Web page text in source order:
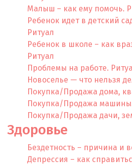
Малыш – как ему помочь.
Ребенок идет в детский
Ритуал
Ребенок в школе – как
Ритуал
Проблемы на работе.
Новоселье — что нельзя
Покупка/Продажа дома,
Покупка/Продажа
Покупка/Продажа дачи,
Здоровье
Бездетность – причина и
Депрессия – как